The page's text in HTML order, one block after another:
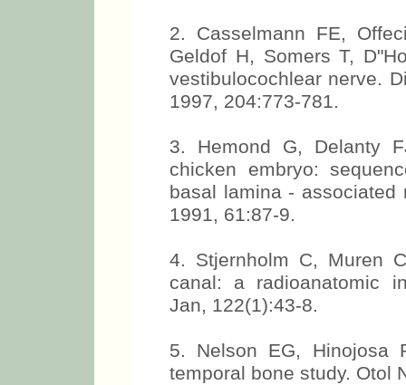
2. Casselmann FE,
Geldof H, Somers T,
vestibulocochlear nerve.
1997, 204:773-781.
3. Hemond G, Delanty
chicken embryo:
basal lamina - associated
1991, 61:87-9.
4. Stjernholm C, Muren
canal: a radioanatomic
Jan, 122(1):43-8.
5. Nelson EG, Hinojosa
temporal bone study. Otol